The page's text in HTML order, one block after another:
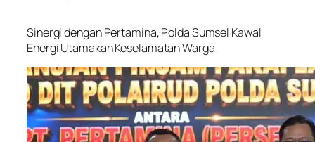
Sinergi dengan Pertamina, Polda Sumsel Kawal
Energi Utamakan Keselamatan Warga